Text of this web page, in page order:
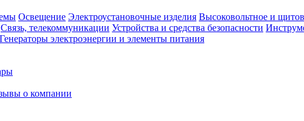
Освещение Электроустановочные изделия Высоковольтное и
Связь, телекоммуникации Устройства и средства безопасности
Генераторы электроэнергии и элементы питания
о компании